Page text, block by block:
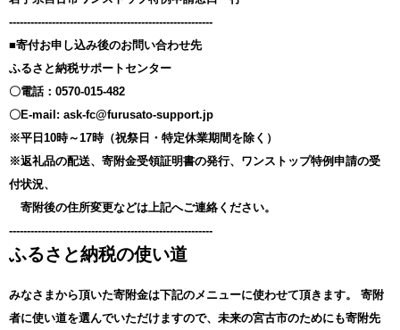
---------------------------------------------------------
■寄付お申し込み後のお問い合わせ先
ふるさと納税サポートセンター
〇電話：0570-015-482
〇E-mail: ask-fc@furusato-support.jp
※平日10時～17時（祝祭日・特定休業期間を除く）
※返礼品の配送、寄附金受領証明書の発行、ワンストップ特例申請の受
付状況、
寄附後の住所変更などは上記へご連絡ください。
---------------------------------------------------------
ふるさと納税の使い道
みなさまから頂いた寄附金は下記のメニューに使わせて頂きます。
寄附
者に使い道を選んでいただけますので、未来の宮古市のためにも寄附先